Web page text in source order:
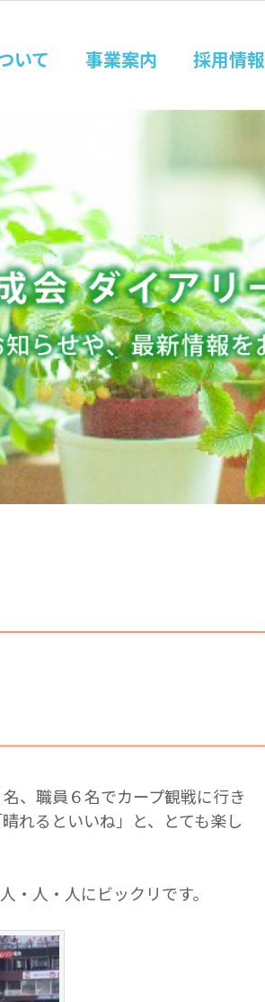
いて
事業案内 採用情報
、職員６名でカープ観戦に行き
れるといいね」と、とても楽し
・人・人にビックリです。